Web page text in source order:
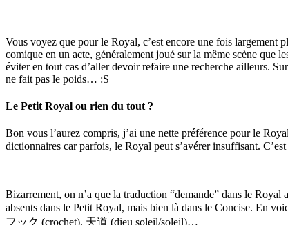
Vous voyez que pour le Royal, c’est encore une fois largement
comique en un acte, généralement joué sur la même scène que
éviter en tout cas d’aller devoir refaire une recherche ailleurs.
ne fait pas le poids… :S
Le Petit Royal ou rien du tout ?
Bon vous l’aurez compris, j’ai une nette préférence pour le
dictionnaires car parfois, le Royal peut s’avérer insuffisant.
Bizarrement, on n’a que la traduction “demande” dans le
absents dans le Petit Royal, mais bien là dans le Concise. En
フック (crochet), 天道 (dieu soleil/soleil)…